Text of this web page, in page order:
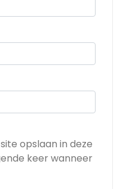
opslaan in deze
keer wanneer